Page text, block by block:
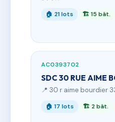
🏠 21 lots 🏗 15 bât.
AC0393702
SDC 30 RUE AIME
📍 30 r aime bourdier
🏠 17 lots 🏗 2 bât.